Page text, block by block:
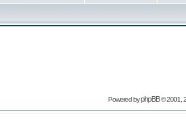
Powered byphpBB© 2001,